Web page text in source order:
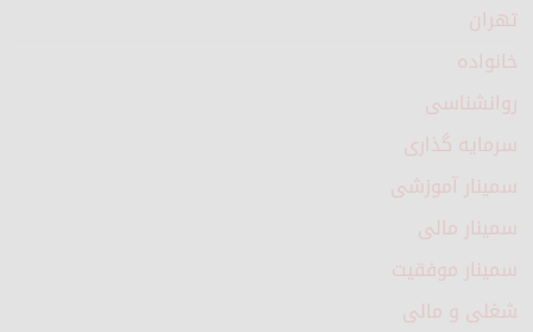
تهران
خانواده
روانشناسی
سرمایه گذاری
سمینار آموزشی
سمینار مالی
سمینار موفقیت
شغلی و مالی